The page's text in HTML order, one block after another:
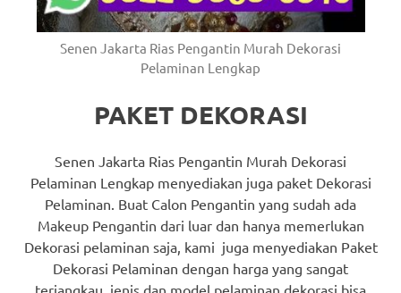
Senen Jakarta Rias Pengantin Murah Dekorasi
Pelaminan Lengkap
PAKET DEKORASI
Senen Jakarta Rias Pengantin Murah Dekorasi
Pelaminan Lengkap menyediakan juga paket Dekorasi
Pelaminan. Buat Calon Pengantin yang sudah ada
Makeup Pengantin dari luar dan hanya memerlukan
Dekorasi pelaminan saja, kami juga menyediakan Paket
Dekorasi Pelaminan dengan harga yang sangat